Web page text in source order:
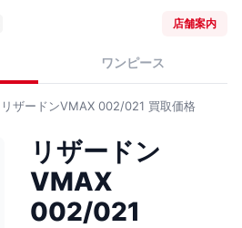
店舗案内
ワンピース
リザードンVMAX 002/021 買取価格
リザードン
VMAX
002/021